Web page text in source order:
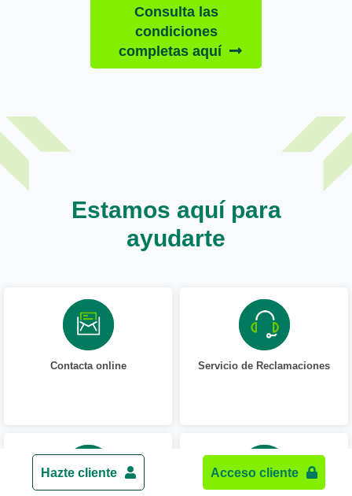
Consulta las
condiciones
completas aquí
Estamos aquí para
ayudarte
Contacta online Servicio de Reclamaciones
Hazte cliente Acceso cliente